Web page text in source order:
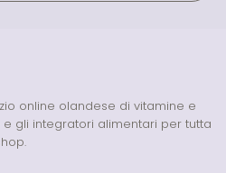
online olandese di vitamine e
gli integratori alimentari per tutta